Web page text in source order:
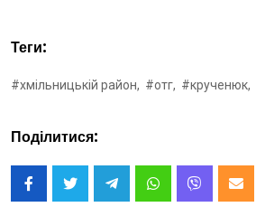
Теги:
#хмільницькій район, #отг, #крученюк,
Поділитися: